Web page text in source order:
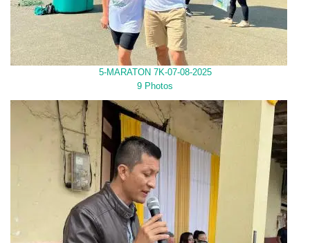
5-MARATON 7K-07-08-2025
9 Photos